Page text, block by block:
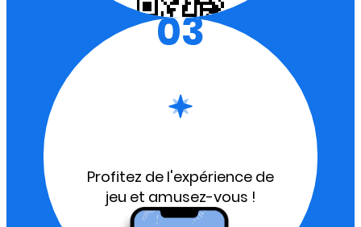
03
Profitez de l'expérience de
jeu et amusez-vous !